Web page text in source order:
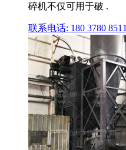
碎机不仅可用于破 .
联系电话: 180 3780 8511